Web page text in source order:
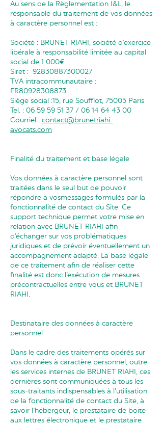
Au sens de la Règlementation I&L, le
responsable du traitement de vos données
à caractère personnel est :
Société : BRUNET RIAHI, société d’exercice
libérale à responsabilité limitée au capital
social de 1 000€
Siret : 92830887300027
TVA intracommunautaire :
FR80928308873
Siège social :15, rue Soufflot, 75005 Paris
Tel. : 06 59 59 51 37 / 06 14 64 43 00
Courriel : contact@brunetriahi-
avocats.com
Finalité du traitement et base légale
Vos données à caractère personnel sont
traitées dans le seul but de pouvoir
répondre à vosmessages formulés par la
fonctionnalité de contact du Site. Ce
support technique permet votre mise en
relation avec BRUNET RIAHI afin
d’échanger sur vos problématiques
juridiques et de prévoir éventuellement un
accompagnement adapté. La base légale
de ce traitement afin de réaliser cette
finalité est donc l’exécution de mesures
précontractuelles entre vous et BRUNET
RIAHI.
Destinataire des données à caractère
personnel
Dans le cadre des traitements opérés sur
vos données à caractère personnel, outre
les services internes de BRUNET RIAHI, ces
dernières sont communiquées à tous les
sous-traitants indispensables à l’utilisation
de la fonctionnalité de contact du Site, à
savoir l’hébergeur, le prestataire de boite
aux lettres électronique et le prestataire